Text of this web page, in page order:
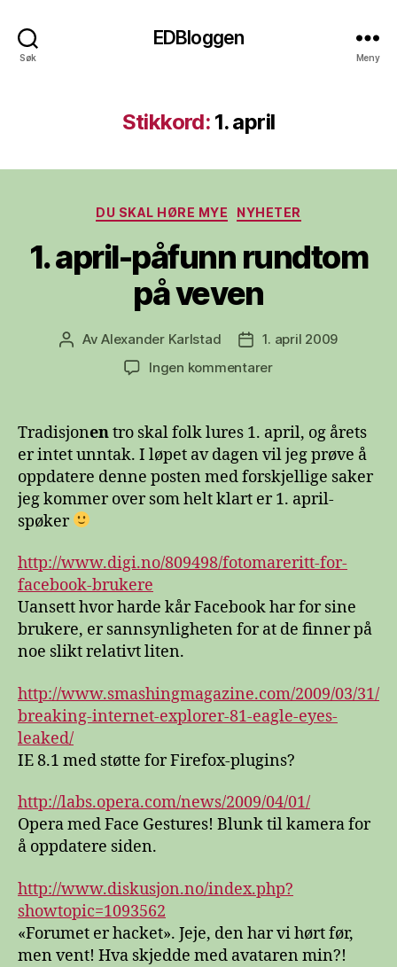
Søk
EDBloggen
Meny
Stikkord: 1. april
Kategorier
DU SKAL HØRE MYE NYHETER
1. april-påfunn rundtom
på veven
Innleggsforfatter
AvAlexander Karlstad Publiseringsdato
1. april 2009
Ingen kommentarertil
påfunn
rundtom
på
veven
Tradisjonentro skal folk lures 1. april, og årets
er intet unntak. I løpet av dagen vil jeg prøve å
oppdatere denne posten med forskjellige saker
jeg kommer over som helt klart er 1. april-
spøker
http://www.digi.no/809498/fotomareritt-for-
facebook-brukere
Uansett hvor harde kår Facebook har for sine
brukere, er sannsynligheten for at de finner på
noe slikt relativt liten.
http://www.smashingmagazine.com/2009/03/31/
breaking-internet-explorer-81-eagle-eyes-
leaked/
IE 8.1 med støtte for Firefox-plugins?
http://labs.opera.com/news/2009/04/01/
Opera med Face Gestures! Blunk til kamera for
å oppdatere siden.
http://www.diskusjon.no/index.php?
showtopic=1093562
«Forumet er hacket». Jeje, den har vi hørt før,
men vent! Hva skjedde med avataren min?!